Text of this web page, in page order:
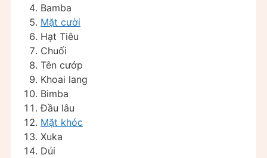
Bamba
Mặt cười
Hạt Tiêu
Chuối
Tên cướp
Khoai lang
Bimba
Đầu lâu
Mặt khóc
Xuka
Dúi